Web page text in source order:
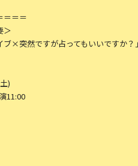
＝＝＝
＞
ブ×突然ですが占ってもいいですか？
)
11:00